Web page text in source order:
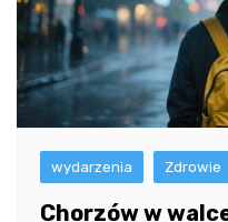
wydarzenia Zdrowie
Chorzów w